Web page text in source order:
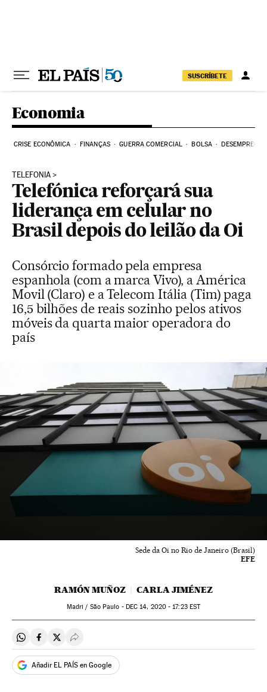
SUSCRÍBETE
Economia
CRISE ECONÔMICA FINANÇAS GUERRA COMERCIAL BOLSA DESEMPREGO
TELEFONIA
Telefónica reforçará sua
liderança em celular no
Brasil depois do leilão da Oi
Consórcio formado pela empresa
espanhola (com a marca Vivo), a América
Movil (Claro) e a Telecom Itália (Tim) paga
16,5 bilhões de reais sozinho pelos ativos
móveis da quarta maior operadora do
país
Sede da Oi no Rio de Janeiro (Brasil)
EFE
RAMÓN MUÑOZ CARLA JIMÉNEZ
Madri / São Paulo - DEC 14, 2020 - 17:23EST
Compartir en Whatsapp
Compartir en Facebook
Compartir en Twitter
Desplegar Redes Sociales
Añadir EL PAÍS en Google